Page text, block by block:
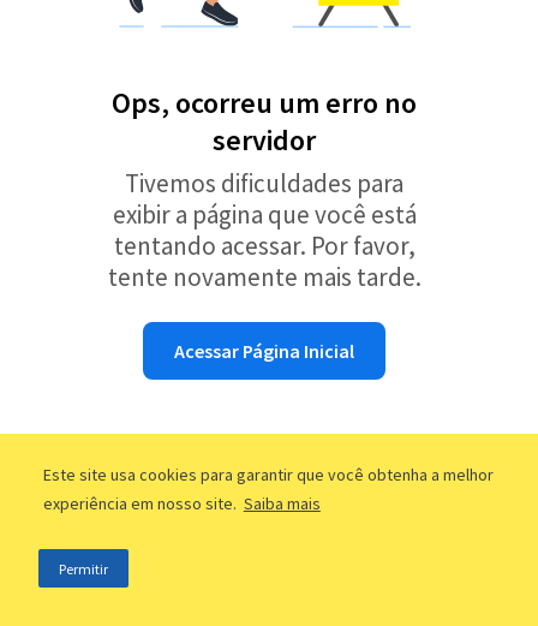
Este site usa cookies para garantir que você obtenha a melhor
experiência em nosso site. Saiba mais
Permitir
Ops, ocorreu um erro no
servidor
Tivemos dificuldades para
exibir a página que você está
tentando acessar. Por favor,
tente novamente mais tarde.
Acessar Página Inicial